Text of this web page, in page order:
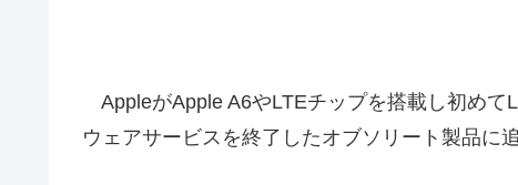
AppleがApple A6やLTEチップを搭載し初めて
ウェアサービスを終了したオブソリート製品に